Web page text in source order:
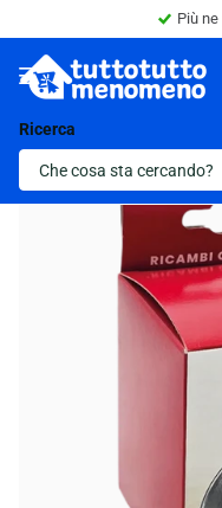
Sconto 10% -
Ricerca